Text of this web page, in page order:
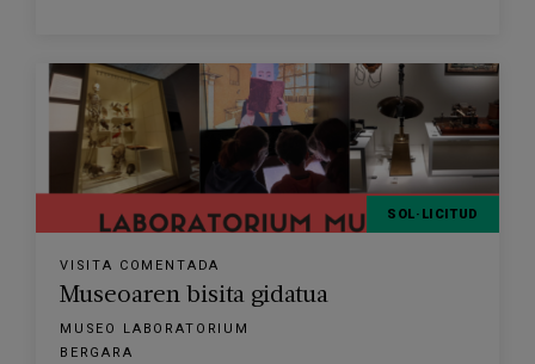
SOL·LICITUD
VISITA COMENTADA
Museoaren bisita gidatua
MUSEO LABORATORIUM
BERGARA